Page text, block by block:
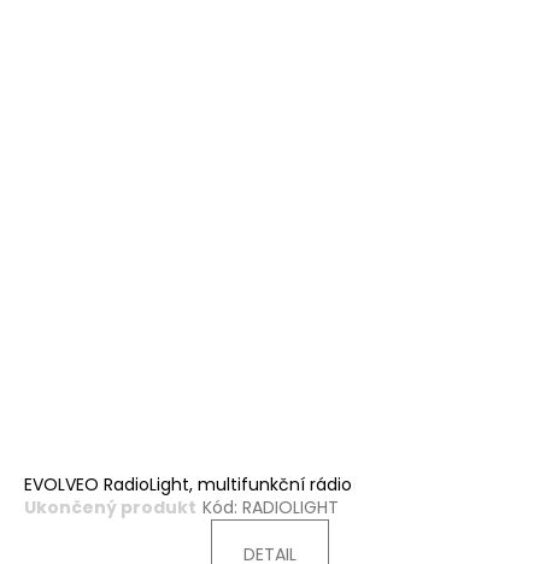
EVOLVEO RadioLight, multifunkční rádio
Ukončený produkt Kód: RADIOLIGHT
DETAIL